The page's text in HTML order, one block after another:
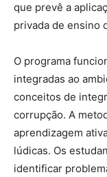
que prevê a
privada de ensino
O programa
integradas ao
conceitos de
corrupção. A
aprendizagem
lúdicas. Os
identificar